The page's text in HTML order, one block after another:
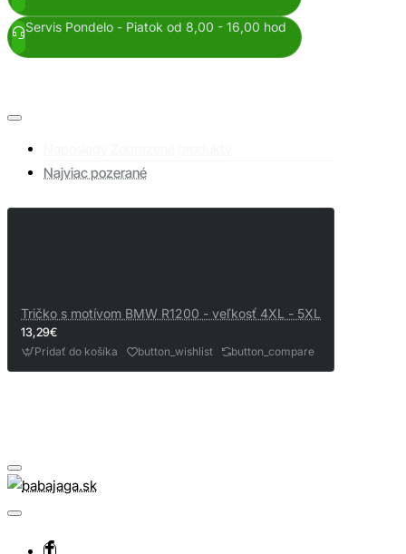
Servis Pondelo - Piatok od 8,00 - 16,00 hod
Najviac pozerané
Tričko s motívom BMW R1200 - veľkosť 4XL - 5XL
13,29€
Pridať do košíka button_wishlist button_compare